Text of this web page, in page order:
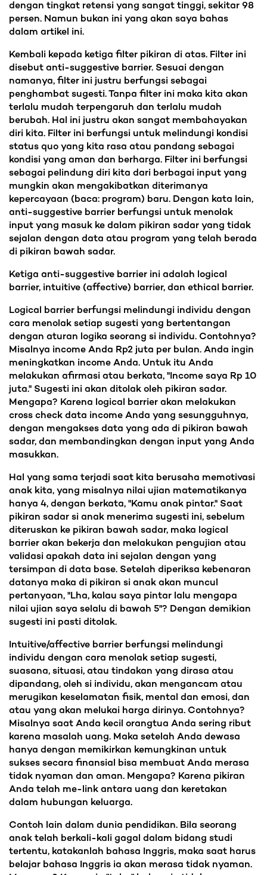
dengan tingkat retensi yang sangat tinggi, sekitar 98
persen. Namun bukan ini yang akan saya bahas
dalam artikel ini.
Kembali kepada ketiga filter pikiran di atas. Filter ini
disebut anti-suggestive barrier. Sesuai dengan
namanya, filter ini justru berfungsi sebagai
penghambat sugesti. Tanpa filter ini maka kita akan
terlalu mudah terpengaruh dan terlalu mudah
berubah. Hal ini justru akan sangat membahayakan
diri kita. Filter ini berfungsi untuk melindungi kondisi
status quo yang kita rasa atau pandang sebagai
kondisi yang aman dan berharga. Filter ini berfungsi
sebagai pelindung diri kita dari berbagai input yang
mungkin akan mengakibatkan diterimanya
kepercayaan (baca: program) baru. Dengan kata lain,
anti-suggestive barrier berfungsi untuk menolak
input yang masuk ke dalam pikiran sadar yang tidak
sejalan dengan data atau program yang telah berada
di pikiran bawah sadar.
Ketiga anti-suggestive barrier ini adalah logical
barrier, intuitive (affective) barrier, dan ethical barrier.
Logical barrier berfungsi melindungi individu dengan
cara menolak setiap sugesti yang bertentangan
dengan aturan logika seorang si individu. Contohnya?
Misalnya income Anda Rp2 juta per bulan. Anda ingin
meningkatkan income Anda. Untuk itu Anda
melakukan afirmasi atau berkata, "Income saya Rp 10
juta." Sugesti ini akan ditolak oleh pikiran sadar.
Mengapa? Karena logical barrier akan melakukan
cross check data income Anda yang sesungguhnya,
dengan mengakses data yang ada di pikiran bawah
sadar, dan membandingkan dengan input yang Anda
masukkan.
Hal yang sama terjadi saat kita berusaha memotivasi
anak kita, yang misalnya nilai ujian matematikanya
hanya 4, dengan berkata, "Kamu anak pintar." Saat
pikiran sadar si anak menerima sugesti ini, sebelum
diteruskan ke pikiran bawah sadar, maka logical
barrier akan bekerja dan melakukan pengujian atau
validasi apakah data ini sejalan dengan yang
tersimpan di data base. Setelah diperiksa kebenaran
datanya maka di pikiran si anak akan muncul
pertanyaan, "Lha, kalau saya pintar lalu mengapa
nilai ujian saya selalu di bawah 5"? Dengan demikian
sugesti ini pasti ditolak.
Intuitive/affective barrier berfungsi melindungi
individu dengan cara menolak setiap sugesti,
suasana, situasi, atau tindakan yang dirasa atau
dipandang, oleh si individu, akan mengancam atau
merugikan keselamatan fisik, mental dan emosi, dan
atau yang akan melukai harga dirinya. Contohnya?
Misalnya saat Anda kecil orangtua Anda sering ribut
karena masalah uang. Maka setelah Anda dewasa
hanya dengan memikirkan kemungkinan untuk
sukses secara finansial bisa membuat Anda merasa
tidak nyaman dan aman. Mengapa? Karena pikiran
Anda telah me-link antara uang dan keretakan
dalam hubungan keluarga.
Contoh lain dalam dunia pendidikan. Bila seorang
anak telah berkali-kali gagal dalam bidang studi
tertentu, katakanlah bahasa Inggris, maka saat harus
belajar bahasa Inggris ia akan merasa tidak nyaman.